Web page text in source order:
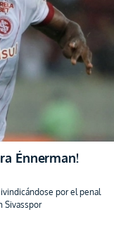
Énnerman!
por el penal
Sivasspor